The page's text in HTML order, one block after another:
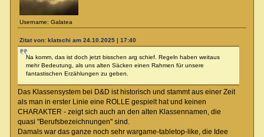
Username: Galatea
Zitat von: klatschi am 24.10.2025 | 17:40
Na komm, das ist doch jetzt bisschen arg schief. Regeln haben weitaus
mehr Bedeutung, als uns alten Säcken einen Rahmen für unsere
fantastischen Erzählungen zu geben.
Das Klassensystem bei D&D ist historisch und stammt aus einer Zeit
als man in erster Linie eine ROLLE gespielt hat und keinen
CHARAKTER - zeigt sich auch an den alten Klassennamen, die
quasi "Berufsbezeichnungen" sind.
Damals war das ganze noch sehr wargame-tabletop-like, die Idee